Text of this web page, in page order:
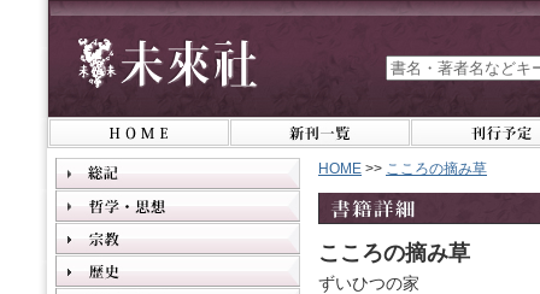
HOME >> こころの摘み草
こころの摘み草
ずいひつの家